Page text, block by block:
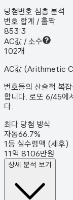
당첨번호 심층 분석
번호 합계 / 홀짝
853:3
AC값 / 소수
102개
AC값 (Arithmetic
번호들의 산술적 복
합니다. 로또 6/45에
다.
최다 당첨 방식
자동66.7%
1등 실수령액 (세후)
11억 8106만원
상세 분석 보기